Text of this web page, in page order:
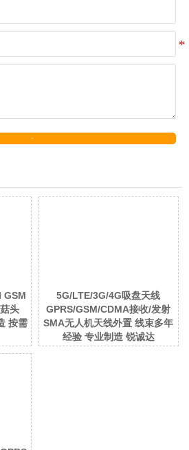
GSM
头
按需
5G/LTE/3G/4G吸盘天线
GPRS/GSM/CDMA接收/发射
SMA无人机天线外置 线束多年
经验 专业制造 锐诚达